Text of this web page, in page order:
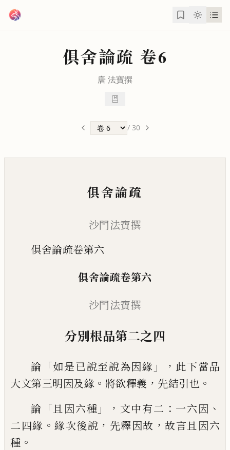
俱舍論疏 卷6
唐法寶撰
/ 30
俱舍論疏
沙門法寶撰
俱舍論疏卷第六
俱舍論疏卷第六
沙門法寶撰
分別根品第二之四
論 「如是已說至說為因緣 」， 此下當品
大文第三明因及緣 。 將欲釋義 ， 先結引也 。
論 「且因六種 」， 文中有二 ： 一六因 、
二四緣 。 緣次後說 ， 先釋因故 ，故言且因六
種 。